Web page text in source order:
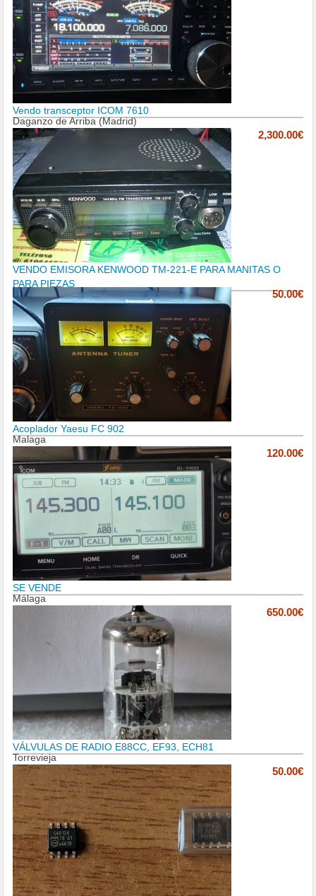
Vendo transceptor ICOM 7610
Daganzo de Arriba (Madrid)
2,300.00€
VENDO EMISORA KENWOOD TM-221-E PARA MANITAS O
PARA PIEZAS
50.00€
Acoplador Yaesu FC 902
Malaga
120.00€
SE VENDE
Málaga
650.00€
VÁLVULAS DE RADIO E88CC, EF93, ECH81
Torrevieja
50.00€